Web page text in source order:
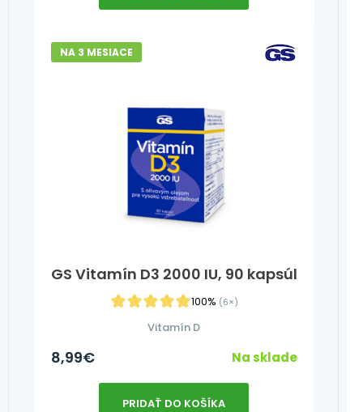
GS Vitamín D3 2000 IU, 90 kapsúl
100% (6×)
NA 3 MESIACE
Vitamín D
8,99€ Na sklade
PRIDAŤ DO KOŠÍKA